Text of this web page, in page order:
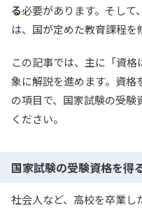
る必要があります。そして
は、国が定めた教育課程を
この記事では、主に「資
象に解説を進めます。資格
の項目で、国家試験の受
ください。
国家試験の受験資格を得
社会人など、高校を卒業